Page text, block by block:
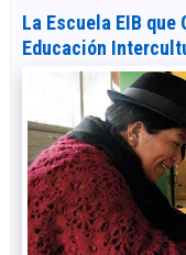
La Escuela EIB que
Educación